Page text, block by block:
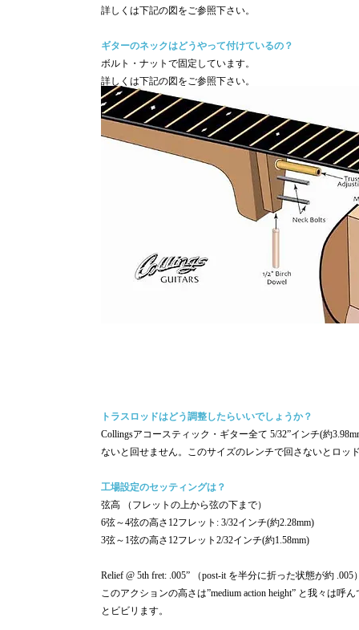
詳しくは下記の図をご参照下さい。
ギターのネックはどうやって付けているの？
ボルト・ナットで固定しています。
詳しくは下記の図をご参照下さい。
トラスロッドはどう調整したらいいでしょうか？
Collingsアコースティック・ギター全て 5/32”インチ(約
ないと回せません。このサイズのレンチで回さないとロッ
工場設定のセッティングは？
弦高 （フレットの上から弦の下まで）
6弦～4弦の高さ12フレット: 3/32インチ(約2.28mm)
3弦～1弦の高さ12フレット2/32インチ(約1.58mm)
Relief @ 5th fret: .005” （post-it を半分に折った状態が約 .005
このアクションの高さは”medium action height” と我々は
とビビリます。